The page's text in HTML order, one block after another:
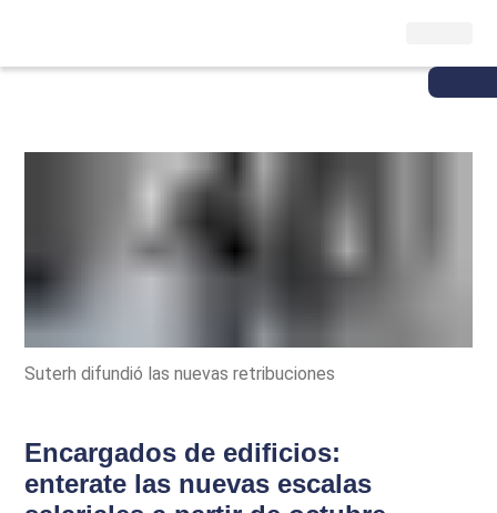
Suterh difundió las nuevas retribuciones
Encargados de edificios:
enterate las nuevas escalas